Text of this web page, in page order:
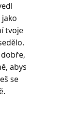
tvoje
abys
se